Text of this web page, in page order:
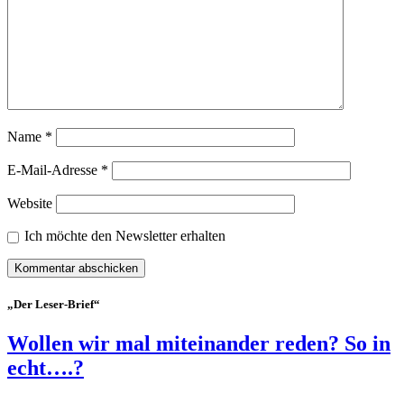
Name *
E-Mail-Adresse *
Website
Ich möchte den Newsletter erhalten
„Der Leser-Brief“
Wollen wir mal miteinander reden? So in
echt….?